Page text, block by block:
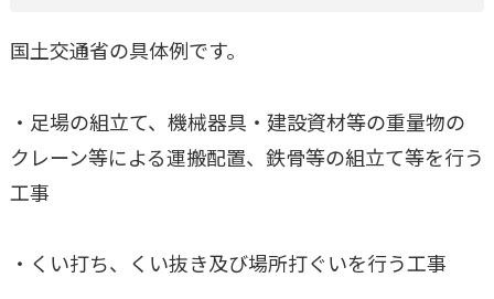
国土交通省の具体例です。
・足場の組立て、機械器具・建設資材等の重量物の
クレーン等による運搬配置、鉄骨等の組立て等を行う
工事
・くい打ち、くい抜き及び場所打ぐいを行う工事